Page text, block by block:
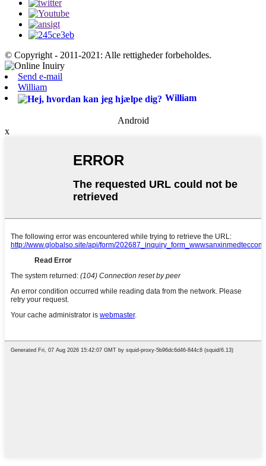
© Copyright - 2011-2021: Alle rettigheder forbeholdes.
Send e-mail
William
William
Android
x